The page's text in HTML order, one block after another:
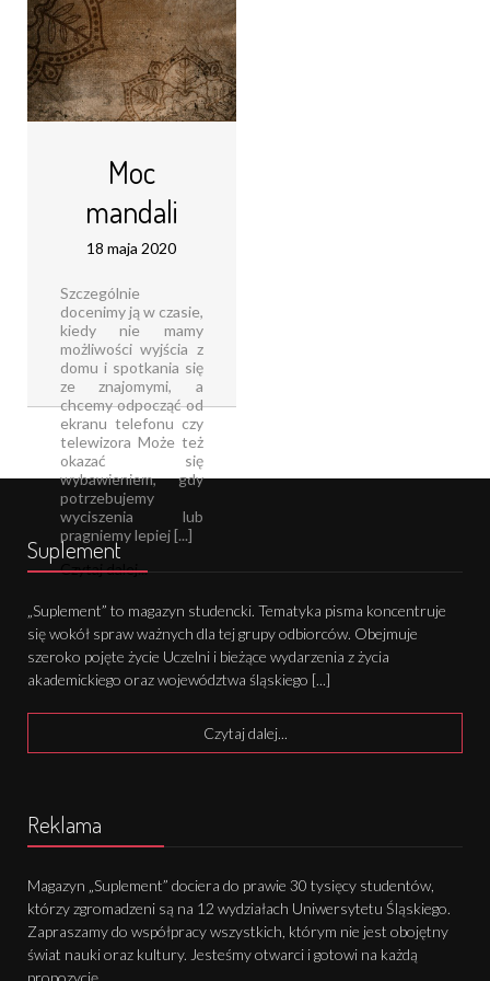
Moc
mandali
18 maja 2020
Szczególnie
docenimy ją w czasie,
kiedy nie mamy
możliwości wyjścia z
domu i spotkania się
ze znajomymi, a
chcemy odpocząć od
ekranu telefonu czy
telewizora Może też
okazać się
wybawieniem, gdy
potrzebujemy
wyciszenia lub
pragniemy lepiej [...]
Czytaj dalej...
Suplement
„Suplement” to magazyn studencki. Tematyka pisma koncentruje
się wokół spraw ważnych dla tej grupy odbiorców. Obejmuje
szeroko pojęte życie Uczelni i bieżące wydarzenia z życia
akademickiego oraz województwa śląskiego [...]
Czytaj dalej...
Reklama
Magazyn „Suplement” dociera do prawie 30 tysięcy studentów,
którzy zgromadzeni są na 12 wydziałach Uniwersytetu Śląskiego.
Zapraszamy do współpracy wszystkich, którym nie jest obojętny
świat nauki oraz kultury. Jesteśmy otwarci i gotowi na każdą
propozycję.